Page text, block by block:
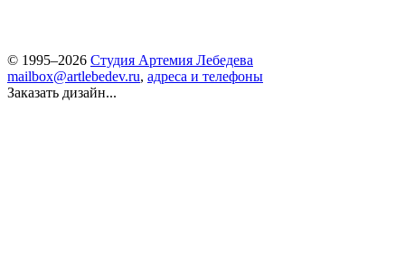
© 1995–2026 Студия Артемия Лебедева
mailbox@artlebedev.ru, адреса и телефоны
Заказать дизайн...